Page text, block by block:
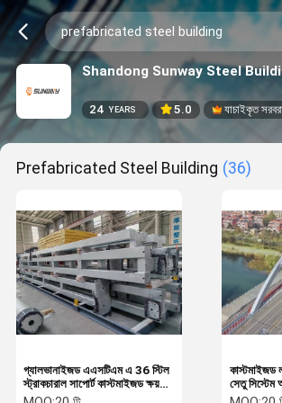
Shandong Sunway Steel
24 YEARS 5.0 যাচাইকৃত
Prefabricated Steel Building (36)
গ্যালভানাইজড এএসটিএম এ 36 স্টিল
স্ট্রাকচারাল সাপোর্ট কাস্টমাইজড ক্ষয়
প্রতিরোধী
কাস্টমাইজড
সেতু সিস্টেম